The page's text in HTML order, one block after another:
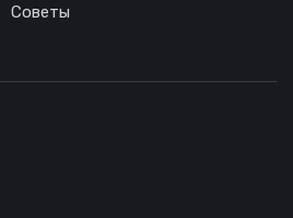
Советы